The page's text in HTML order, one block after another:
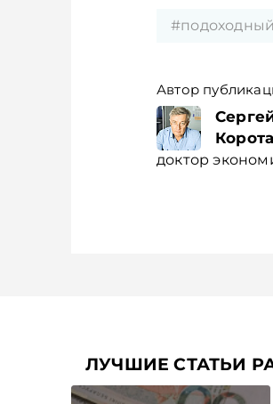
Автор
доктор
ЛУЧШИЕ СТАТЬИ